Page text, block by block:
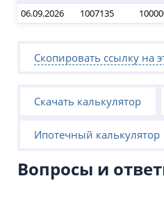
06.09.2026
1007135
Скопировать ссылку на
Скачать калькулятор
Ипотечный калькулятор
Вопросы и